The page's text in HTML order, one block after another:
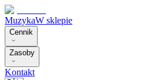
MuzykaW sklepie
Cennik
Zasoby
Kontakt